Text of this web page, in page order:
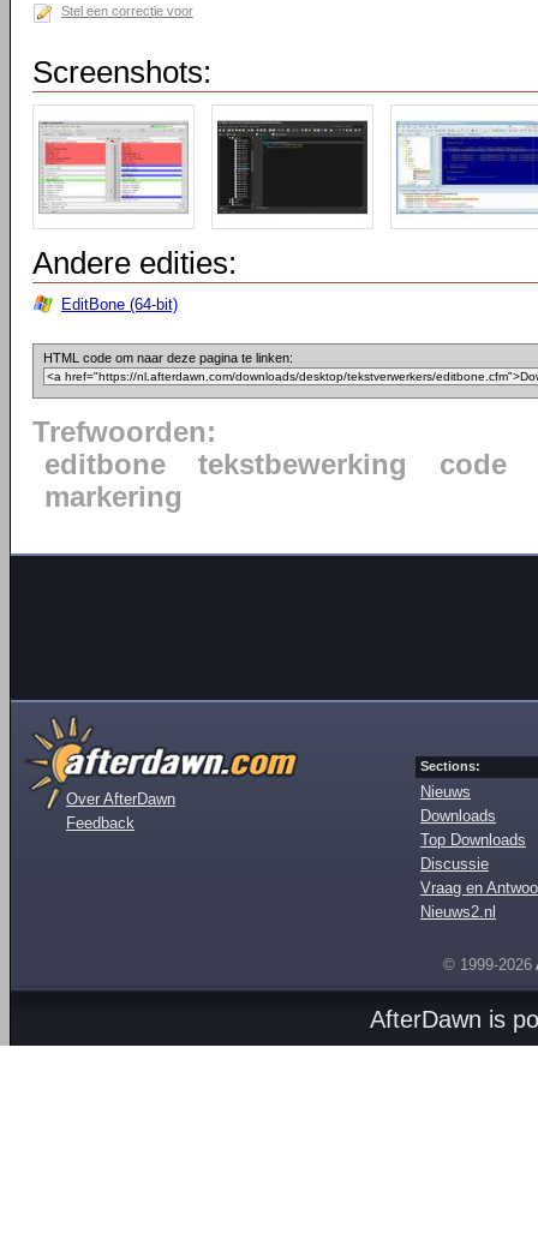
Stel een correctie voor
Screenshots:
Andere edities:
EditBone (64-bit)
HTML code om naar deze pagina te linken:
Trefwoorden:
editbone
tekstbewerking
code
markering
Over AfterDawn
Feedback
Sections:
Nieuws
Downloads
Top Downloads
Discussie
Vraag en
Nieuws2.nl
© 1999-2026
AfterDawn is